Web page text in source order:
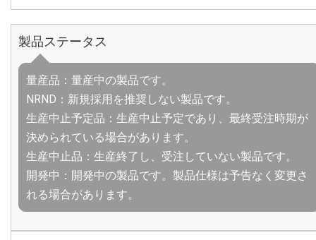
製品ステータス
量産品：量産中の製品です。
NRND：新規採用を推奨しない製品です。
生産中止予定品：生産中止予定であり、最終受注時期が
決められている場合があります。
生産中止品：生産終了し、受注していない製品です。
開発中：開発中の製品です。製品仕様は予告なく変更さ
れる場合があります。